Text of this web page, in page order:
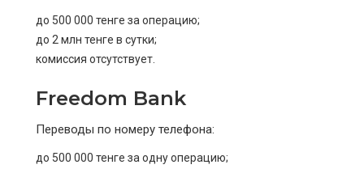
до 500 000 тенге за операцию;
до 2 млн тенге в сутки;
комиссия отсутствует.
Freedom Bank
Переводы по номеру телефона:
до 500 000 тенге за одну операцию;